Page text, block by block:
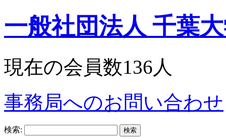
一般社団法人 千葉
現在の会員数136人
事務局へのお問い合わせ
検索: